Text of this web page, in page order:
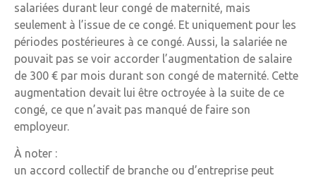
salariées durant leur congé de maternité, mais
seulement à l’issue de ce congé. Et uniquement pour les
périodes postérieures à ce congé. Aussi, la salariée ne
pouvait pas se voir accorder l’augmentation de salaire
de 300 € par mois durant son congé de maternité. Cette
augmentation devait lui être octroyée à la suite de ce
congé, ce que n’avait pas manqué de faire son
employeur.
À noter :
un accord collectif de branche ou d’entreprise peut